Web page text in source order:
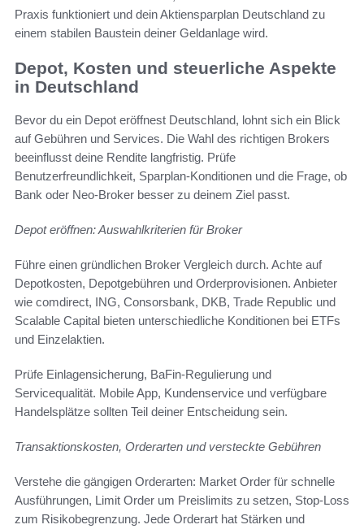
Praxis funktioniert und dein Aktiensparplan Deutschland zu
einem stabilen Baustein deiner Geldanlage wird.
Depot, Kosten und steuerliche Aspekte
in Deutschland
Bevor du ein Depot eröffnest Deutschland, lohnt sich ein Blick
auf Gebühren und Services. Die Wahl des richtigen Brokers
beeinflusst deine Rendite langfristig. Prüfe
Benutzerfreundlichkeit, Sparplan-Konditionen und die Frage, ob
Bank oder Neo-Broker besser zu deinem Ziel passt.
Depot eröffnen: Auswahlkriterien für Broker
Führe einen gründlichen Broker Vergleich durch. Achte auf
Depotkosten, Depotgebühren und Orderprovisionen. Anbieter
wie comdirect, ING, Consorsbank, DKB, Trade Republic und
Scalable Capital bieten unterschiedliche Konditionen bei ETFs
und Einzelaktien.
Prüfe Einlagensicherung, BaFin-Regulierung und
Servicequalität. Mobile App, Kundenservice und verfügbare
Handelsplätze sollten Teil deiner Entscheidung sein.
Transaktionskosten, Orderarten und versteckte Gebühren
Verstehe die gängigen Orderarten: Market Order für schnelle
Ausführungen, Limit Order um Preislimits zu setzen, Stop-Loss
zum Risikobegrenzung. Jede Orderart hat Stärken und